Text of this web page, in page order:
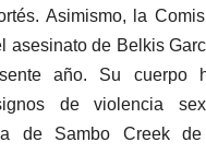
Asimismo, la
asesinato de Belkis
año. Su cuerpo
de violencia
de Sambo Creek